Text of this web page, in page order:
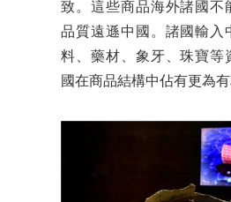
致。這些商品海外諸國不
品質遠遜中國。諸國輸入
料、藥材、象牙、珠寶等
國在商品結構中佔有更為有